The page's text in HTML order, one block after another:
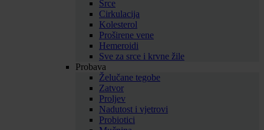
Srce
Cirkulacija
Kolesterol
Proširene vene
Hemeroidi
Sve za srce i krvne žile
Probava
Želučane tegobe
Zatvor
Proljev
Nadutost i vjetrovi
Probiotici